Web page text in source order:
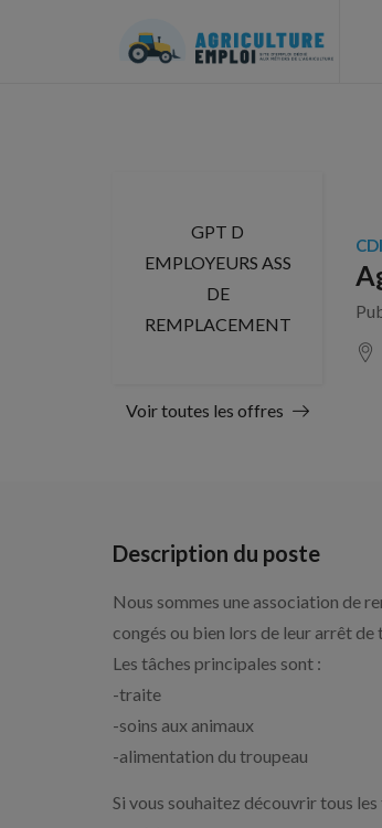
GPT D
EMPLOYEURS ASS
DE
REMPLACEMENT
Voir toutes les offres
CDI
Description du poste
Nous sommes une association de
congés ou bien lors de leur arrêt de
Les tâches principales sont :
-traite
-soins aux animaux
-alimentation du troupeau
Si vous souhaitez découvrir tous